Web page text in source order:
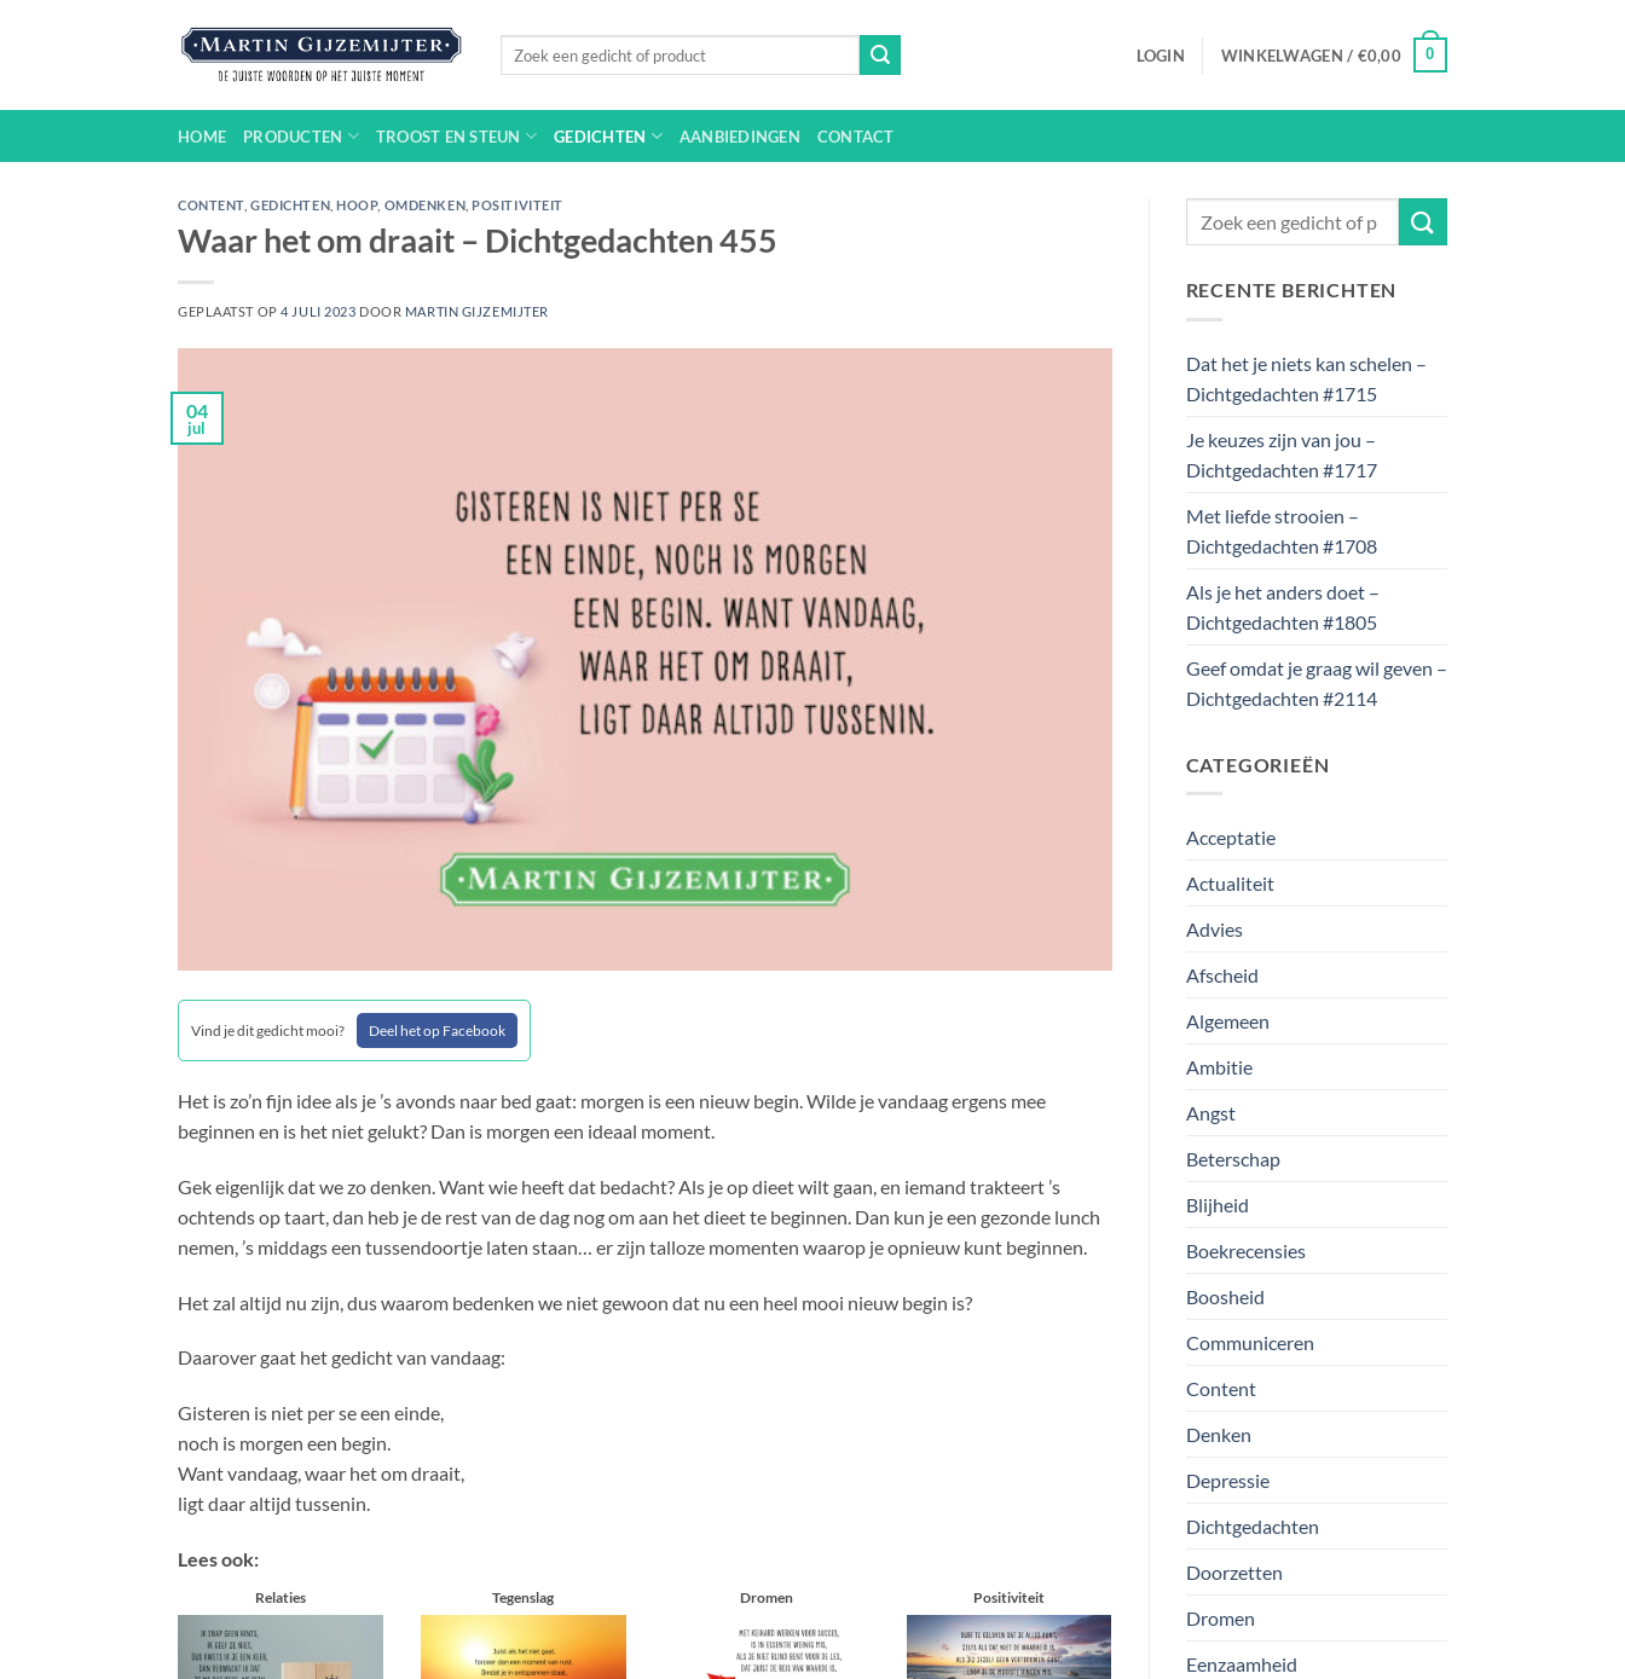
LOGIN WINKELWAGEN / €0,00 0
HOME PRODUCTEN TROOST EN STEUN GEDICHTEN AANBIEDINGEN CONTACT
CONTENT,GEDICHTEN ,HOOP, OMDENKEN POSITIVITEIT
Waar het om draait – Dichtgedachten 455
GEPLAATST OP4 JULI 2023 DOOR MARTIN GIJZEMIJTER
04
jul
Vind je dit gedicht mooi? Deel het op Facebook
Het is zo’n fijn idee als je ’s avonds naar bed gaat: morgen is een nieuw begin. Wilde je vandaag ergens mee
beginnen en is het niet gelukt? Dan is morgen een ideaal moment.
Gek eigenlijk dat we zo denken. Want wie heeft dat bedacht? Als je op dieet wilt gaan, en iemand trakteert ’s
ochtends op taart, dan heb je de rest van de dag nog om aan het dieet te beginnen. Dan kun je een gezonde lunch
nemen, ’s middags een tussendoortje laten staan… er zijn talloze momenten waarop je opnieuw kunt beginnen.
Het zal altijd nu zijn, dus waarom bedenken we niet gewoon dat nu een heel mooi nieuw begin is?
Daarover gaat het gedicht van vandaag:
Gisteren is niet per se een einde,
noch is morgen een begin.
Want vandaag, waar het om draait,
ligt daar altijd tussenin.
Lees ook:
Relaties Tegenslag Dromen Positiviteit
RECENTE BERICHTEN
Dat het je niets kan schelen –
Dichtgedachten #1715
Je keuzes zijn van jou –
Dichtgedachten #1717
Met liefde strooien –
Dichtgedachten #1708
Als je het anders doet –
Dichtgedachten #1805
Geef omdat je graag wil geven –
Dichtgedachten #2114
CATEGORIEËN
Acceptatie
Actualiteit
Advies
Afscheid
Algemeen
Ambitie
Angst
Beterschap
Blijheid
Boekrecensies
Boosheid
Communiceren
Content
Denken
Depressie
Dichtgedachten
Doorzetten
Dromen
Eenzaamheid